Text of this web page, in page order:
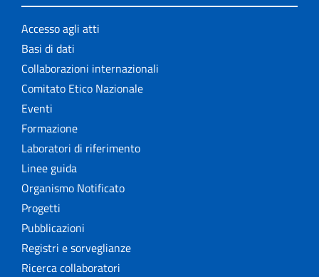
Accesso agli atti
Basi di dati
Collaborazioni internazionali
Comitato Etico Nazionale
Eventi
Formazione
Laboratori di riferimento
Linee guida
Organismo Notificato
Progetti
Pubblicazioni
Registri e sorveglianze
Ricerca collaboratori